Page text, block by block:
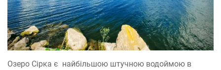
Озеро Сірка є найбільшою штучною водоймою в